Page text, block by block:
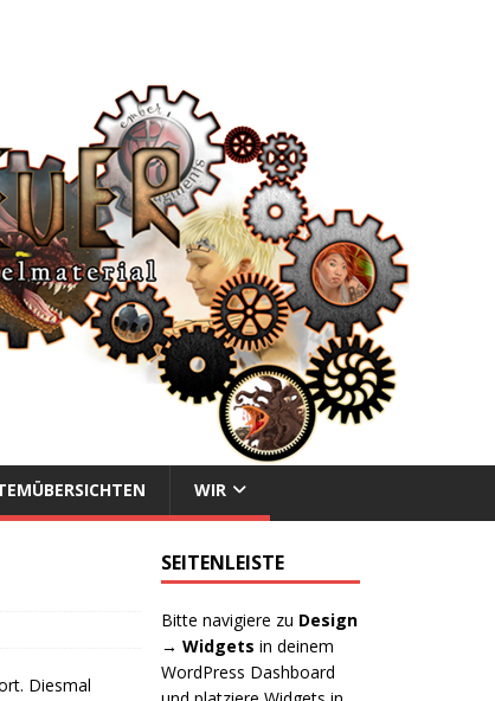
WIR
Diesmal
SEITENLEISTE
Bitte navigiere zu Design
→ Widgets in deinem
WordPress Dashboard